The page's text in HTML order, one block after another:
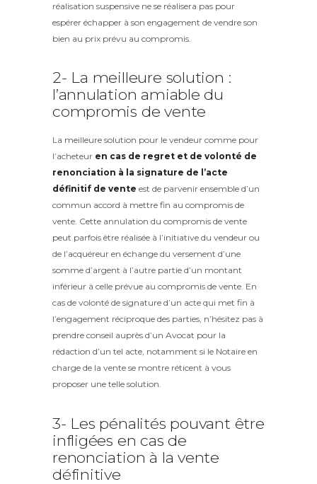
réalisation suspensive ne se réalisera pas pour
espérer échapper à son engagement de vendre son
bien au prix prévu au compromis.
2- La meilleure solution :
l’annulation amiable du
compromis de vente
La meilleure solution pour le vendeur comme pour
l’acheteur en cas de regret et de volonté de
renonciation à la signature de l’acte
définitif de vente est de parvenir ensemble d’un
commun accord à mettre fin au compromis de
vente. Cette annulation du compromis de vente
peut parfois être réalisée à l’initiative du vendeur ou
de l’acquéreur en échange du versement d’une
somme d’argent à l’autre partie d’un montant
inférieur à celle prévue au compromis de vente. En
cas de volonté de signature d’un acte qui met fin à
l’engagement réciproque des parties, n’hésitez pas à
prendre conseil auprès d’un Avocat pour la
rédaction d’un tel acte, notamment si le Notaire en
charge de la vente se montre réticent à vous
proposer une telle solution.
3- Les pénalités pouvant être
infligées en cas de
renonciation à la vente
définitive